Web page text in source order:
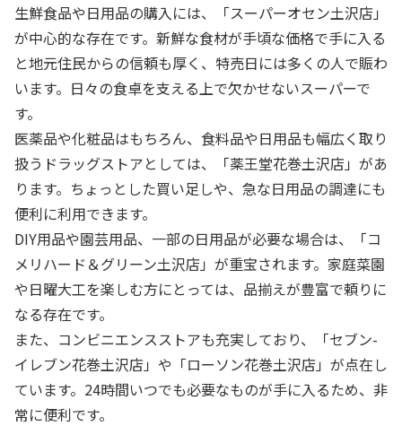
生鮮食品や日用品の購入には、「スーパーオセン土沢店」
が中心的な存在です。新鮮な食材が手頃な価格で手に入る
と地元住民からの信頼も厚く、特売日には多くの人で賑わ
います。日々の食卓を支える上で欠かせないスーパーで
す。
医薬品や化粧品はもちろん、食料品や日用品も幅広く取り
扱うドラッグストアとしては、「薬王堂花巻土沢店」があ
ります。ちょっとした買い足しや、急な日用品の調達にも
便利に利用できます。
DIY用品や園芸用品、一部の日用品が必要な場合は、「コ
メリハード＆グリーン土沢店」が重宝されます。家庭菜園
や日曜大工を楽しむ方にとっては、品揃えが豊富で頼りに
なる存在です。
また、コンビニエンスストアも充実しており、「セブン-
イレブン花巻土沢店」や「ローソン花巻土沢店」が点在し
ています。24時間いつでも必要なものが手に入るため、非
常に便利です。